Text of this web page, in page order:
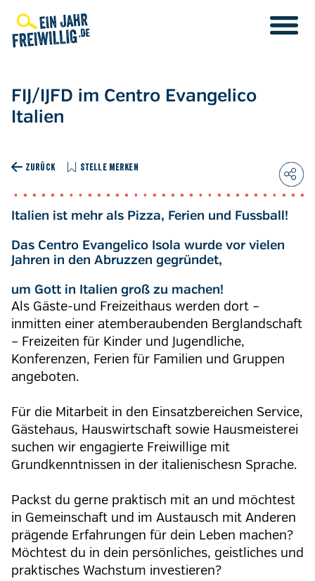
zum
Inhalt
FIJ/IJFD im Centro Evangelico
Italien
ZURÜCK STELLE MERKEN
Italien ist mehr als Pizza, Ferien und Fussball!
Das Centro Evangelico Isola wurde vor vielen
Jahren in den Abruzzen gegründet,
um Gott in Italien groß zu machen!
Als Gäste-und Freizeithaus werden dort –
inmitten einer atemberaubenden Berglandschaft
– Freizeiten für Kinder und Jugendliche,
Konferenzen, Ferien für Familien und Gruppen
angeboten.
Für die Mitarbeit in den Einsatzbereichen Service,
Gästehaus, Hauswirtschaft sowie Hausmeisterei
suchen wir engagierte Freiwillige mit
Grundkenntnissen in der italienischesn Sprache.
Packst du gerne praktisch mit an und möchtest
in Gemeinschaft und im Austausch mit Anderen
prägende Erfahrungen für dein Leben machen?
Möchtest du in dein persönliches, geistliches und
praktisches Wachstum investieren?